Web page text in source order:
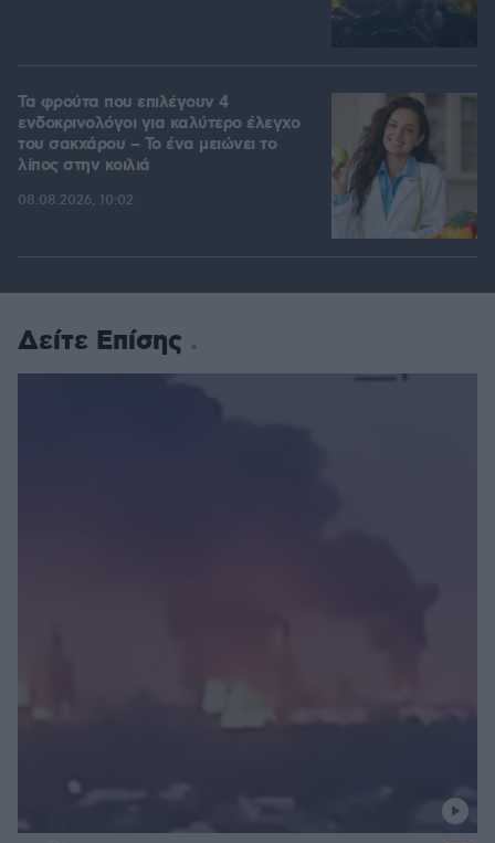
Τα φρούτα που επιλέγουν 4
ενδοκρινολόγοι για καλύτερο έλεγχο
του σακχάρου – Το ένα μειώνει το
λίπος στην κοιλιά
08.08.2026, 10:02
Δείτε Επίσης